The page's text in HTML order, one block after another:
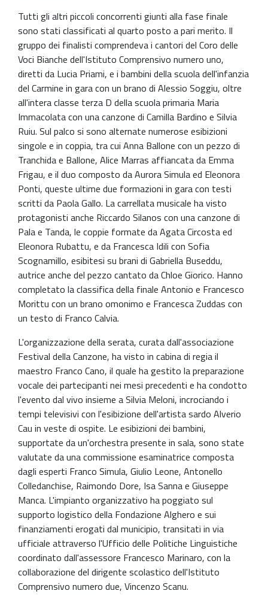
Tutti gli altri piccoli concorrenti giunti alla fase finale
sono stati classificati al quarto posto a pari merito. Il
gruppo dei finalisti comprendeva i cantori del Coro delle
Voci Bianche dell'Istituto Comprensivo numero uno,
diretti da Lucia Priami, e i bambini della scuola dell'infanzia
del Carmine in gara con un brano di Alessio Soggiu, oltre
all'intera classe terza D della scuola primaria Maria
Immacolata con una canzone di Camilla Bardino e Silvia
Ruiu. Sul palco si sono alternate numerose esibizioni
singole e in coppia, tra cui Anna Ballone con un pezzo di
Tranchida e Ballone, Alice Marras affiancata da Emma
Frigau, e il duo composto da Aurora Simula ed Eleonora
Ponti, queste ultime due formazioni in gara con testi
scritti da Paola Gallo. La carrellata musicale ha visto
protagonisti anche Riccardo Silanos con una canzone di
Pala e Tanda, le coppie formate da Agata Circosta ed
Eleonora Rubattu, e da Francesca Idili con Sofia
Scognamillo, esibitesi su brani di Gabriella Buseddu,
autrice anche del pezzo cantato da Chloe Giorico. Hanno
completato la classifica della finale Antonio e Francesco
Morittu con un brano omonimo e Francesca Zuddas con
un testo di Franco Calvia.
L'organizzazione della serata, curata dall'associazione
Festival della Canzone, ha visto in cabina di regia il
maestro Franco Cano, il quale ha gestito la preparazione
vocale dei partecipanti nei mesi precedenti e ha condotto
l'evento dal vivo insieme a Silvia Meloni, incrociando i
tempi televisivi con l'esibizione dell'artista sardo Alverio
Cau in veste di ospite. Le esibizioni dei bambini,
supportate da un'orchestra presente in sala, sono state
valutate da una commissione esaminatrice composta
dagli esperti Franco Simula, Giulio Leone, Antonello
Colledanchise, Raimondo Dore, Isa Sanna e Giuseppe
Manca. L'impianto organizzativo ha poggiato sul
supporto logistico della Fondazione Alghero e sui
finanziamenti erogati dal municipio, transitati in via
ufficiale attraverso l'Ufficio delle Politiche Linguistiche
coordinato dall'assessore Francesco Marinaro, con la
collaborazione del dirigente scolastico dell'Istituto
Comprensivo numero due, Vincenzo Scanu.